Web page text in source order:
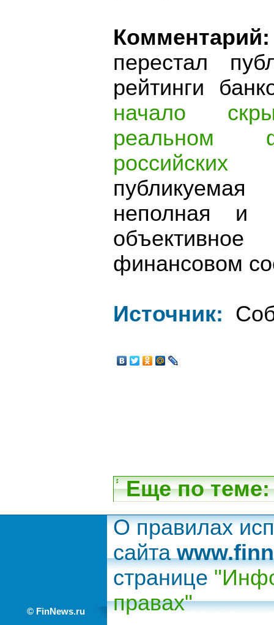
Комментарий:
перестал
рейтинги
начало
реальном
неполная и
финансовом
Источник:
Еще по теме:
© FinNews.ru
О правилах
сайта
странице
правах"